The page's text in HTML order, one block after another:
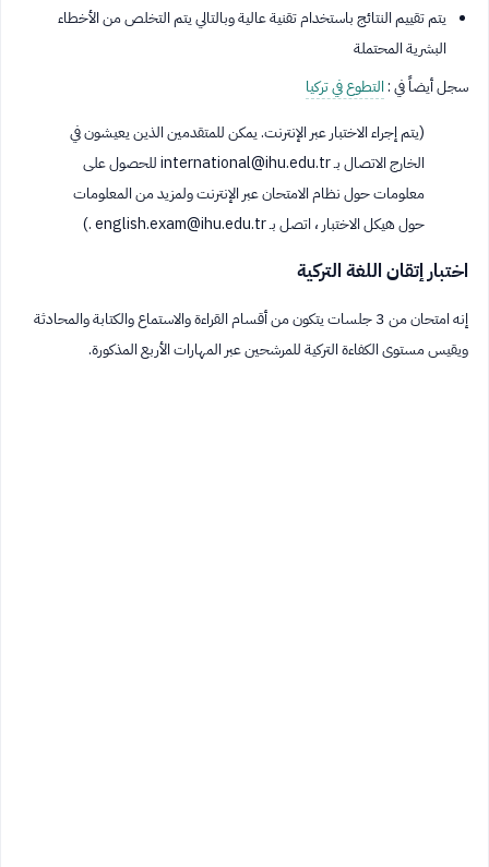
يتم تقييم النتائج باستخدام تقنية عالية وبالتالي يتم التخلص من الأخطاء
البشرية المحتملة
سجل أيضاً في :التطوع في تركيا
(يتم إجراء الاختبار عبر الإنترنت. يمكن للمتقدمين الذين يعيشون في
الخارج الاتصال بـinternational@ihu.edu.trللحصول على
معلومات حول نظام الامتحان عبر الإنترنت ولمزيد من المعلومات
حول هيكل الاختبار ، اتصل بـenglish.exam@ihu.edu.tr
.)
اختبار إتقان اللغة التركية
إنه امتحان من 3 جلسات يتكون من أقسام القراءة والاستماع والكتابة والمحادثة
ويقيس مستوى الكفاءة التركية للمرشحين عبر المهارات الأربع المذكورة.